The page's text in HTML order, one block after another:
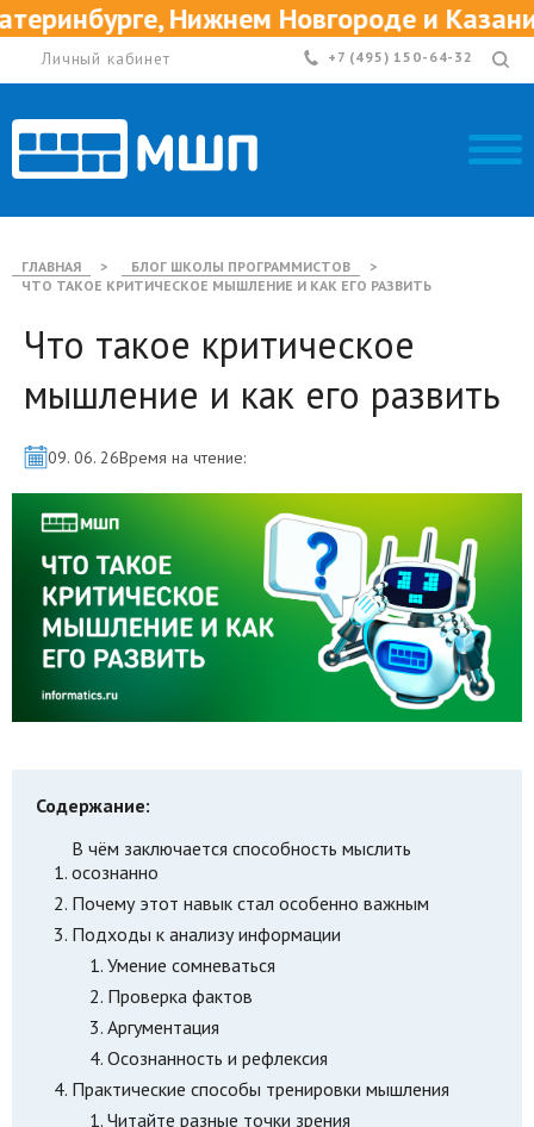
Нижнем Новгороде и Казани
Личный кабинет +7 (495) 150-64-32
ГЛАВНАЯ > БЛОГ ШКОЛЫ ПРОГРАММИСТОВ
>
ЧТО ТАКОЕ КРИТИЧЕСКОЕ МЫШЛЕНИЕ И КАК ЕГО РАЗВИТЬ
Что такое критическое
мышление и как его развить
09. 06. 26Время на чтение:
Содержание:
В чём заключается способность мыслить
осознанно
Почему этот навык стал особенно важным
Подходы к анализу информации
Умение сомневаться
Проверка фактов
Аргументация
Осознанность и рефлексия
Практические способы тренировки мышления
Читайте разные точки зрения